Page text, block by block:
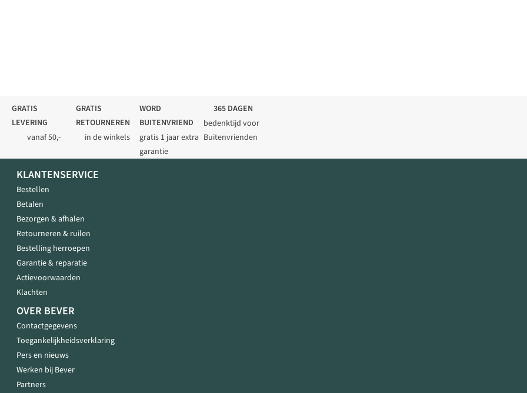
GRATIS
LEVERING
vanaf 50,-
GRATIS
RETOURNEREN
in de winkels
WORD
BUITENVRIEND
gratis 1 jaar extra
garantie
365 DAGEN
bedenktijd voor
Buitenvrienden
KLANTENSERVICE
Bestellen
Betalen
Bezorgen & afhalen
Retourneren & ruilen
Bestelling herroepen
Garantie & reparatie
Actievoorwaarden
Klachten
OVER BEVER
Contactgegevens
Toegankelijkheidsverklaring
Pers en nieuws
Werken bij Bever
Partners